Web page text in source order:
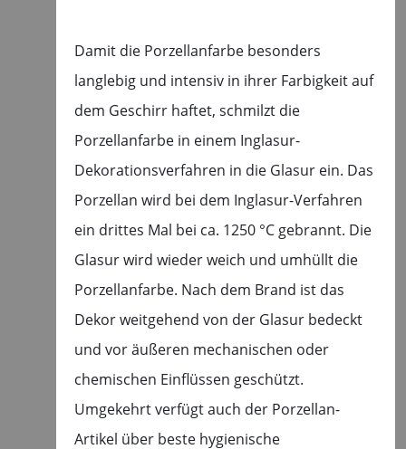
Damit die Porzellanfarbe besonders
langlebig und intensiv in ihrer Farbigkeit auf
dem Geschirr haftet, schmilzt die
Porzellanfarbe in einem Inglasur-
Dekorationsverfahren in die Glasur ein. Das
Porzellan wird bei dem Inglasur-Verfahren
ein drittes Mal bei ca. 1250 °C gebrannt. Die
Glasur wird wieder weich und umhüllt die
Porzellanfarbe. Nach dem Brand ist das
Dekor weitgehend von der Glasur bedeckt
und vor äußeren mechanischen oder
chemischen Einflüssen geschützt.
Umgekehrt verfügt auch der Porzellan-
Artikel über beste hygienische